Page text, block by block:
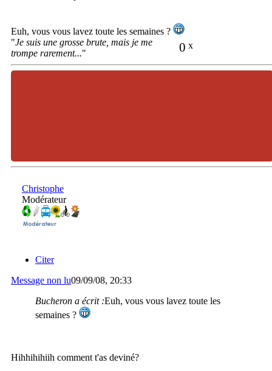
Euh, vous vous lavez toute les semaines ?
0 x
"Je suis une grosse brute, mais je me
trompe rarement..."
Christophe
Modérateur
Citer
Message non lu09/09/08, 20:33
Bucheron a écrit :Euh, vous vous lavez toute les
semaines ?
Hihhihihiih comment t'as deviné?